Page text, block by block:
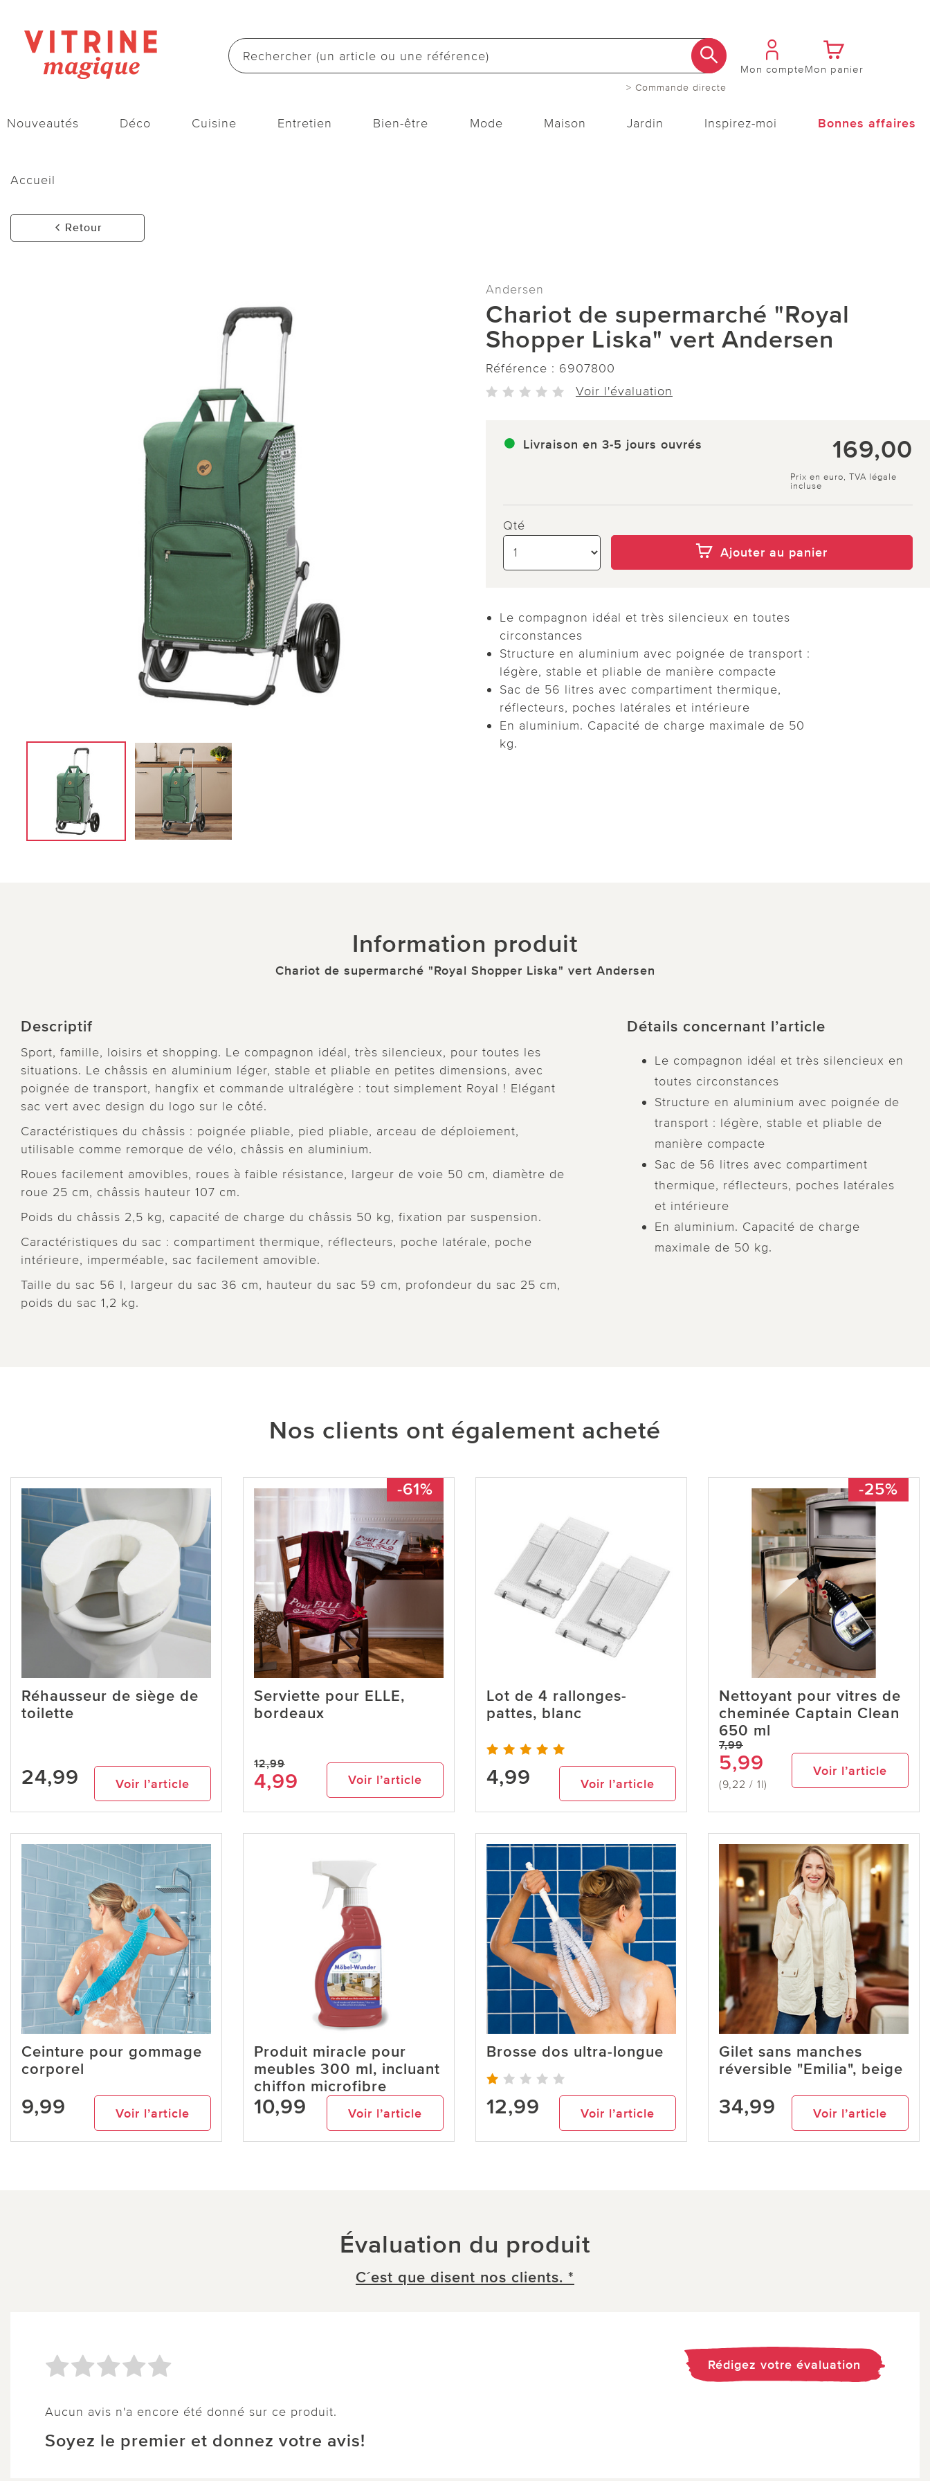
> Commande directe
Mon compteMon panier
Nouveautés Déco Cuisine Entretien Bien-être Mode Maison Jardin Inspirez-moi Bonnes affaires
Accueil
Retour
Andersen
Chariot de supermarché "Royal
Shopper Liska" vert Andersen
Référence : 6907800
Voir l'évaluation
Livraison en 3-5 jours ouvrés 169,00
Prix en euro, TVA légale
incluse
Qté
Ajouter au panier
Le compagnon idéal et très silencieux en toutes
circonstances
Structure en aluminium avec poignée de transport :
légère, stable et pliable de manière compacte
Sac de 56 litres avec compartiment thermique,
réflecteurs, poches latérales et intérieure
En aluminium. Capacité de charge maximale de 50
kg.
Information produit
Chariot de supermarché "Royal Shopper Liska" vert Andersen
Descriptif
Sport, famille, loisirs et shopping. Le compagnon idéal, très silencieux, pour toutes les
situations. Le châssis en aluminium léger, stable et pliable en petites dimensions, avec
poignée de transport, hangfix et commande ultralégère : tout simplement Royal ! Elégant
sac vert avec design du logo sur le côté.
Caractéristiques du châssis : poignée pliable, pied pliable, arceau de déploiement,
utilisable comme remorque de vélo, châssis en aluminium.
Roues facilement amovibles, roues à faible résistance, largeur de voie 50 cm, diamètre de
roue 25 cm, châssis hauteur 107 cm.
Poids du châssis 2,5 kg, capacité de charge du châssis 50 kg, fixation par suspension.
Caractéristiques du sac : compartiment thermique, réflecteurs, poche latérale, poche
intérieure, imperméable, sac facilement amovible.
Taille du sac 56 l, largeur du sac 36 cm, hauteur du sac 59 cm, profondeur du sac 25 cm,
poids du sac 1,2 kg.
Détails concernant l’article
Le compagnon idéal et très silencieux en
toutes circonstances
Structure en aluminium avec poignée de
transport : légère, stable et pliable de
manière compacte
Sac de 56 litres avec compartiment
thermique, réflecteurs, poches latérales
et intérieure
En aluminium. Capacité de charge
maximale de 50 kg.
Nos clients ont également acheté
Réhausseur de siège de
toilette
24,99 Voir l’article
-61%
Serviette pour ELLE,
bordeaux
12,99
4,99 Voir l’article
Lot de 4 rallonges-
pattes, blanc
4,99 Voir l’article
-25%
Nettoyant pour vitres de
cheminée Captain Clean
650 ml
7,99
5,99
(9,22 / 1l)
Voir l’article
Ceinture pour gommage
corporel
9,99 Voir l’article
Produit miracle pour
meubles 300 ml, incluant
chiffon microfibre
10,99 Voir l’article
Brosse dos ultra-longue
12,99 Voir l’article
Gilet sans manches
réversible "Emilia", beige
34,99 Voir l’article
Évaluation du produit
C´est que disent nos clients. *
Aucun avis n'a encore été donné sur ce produit.
Soyez le premier et donnez votre avis!
Rédigez votre évaluation